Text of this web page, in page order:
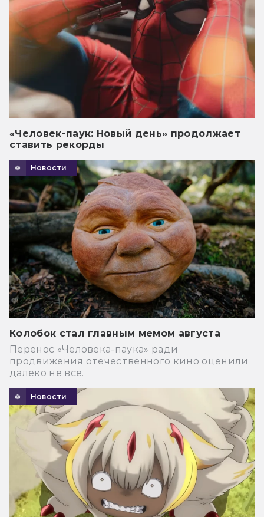
«Человек-паук: Новый день» продолжает
ставить рекорды
Новости
Колобок стал главным мемом августа
Перенос «Человека-паука» ради
продвижения отечественного кино оценили
далеко не все.
Новости